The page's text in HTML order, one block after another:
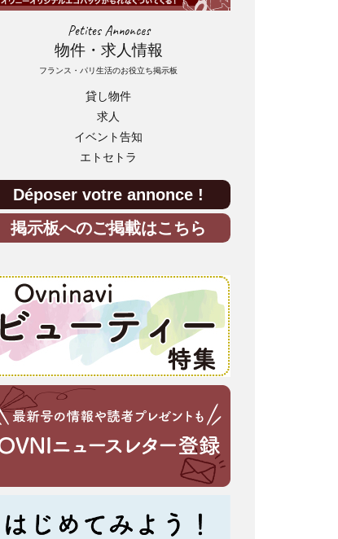
Petites Annonces
物件・求人情報
フランス・パリ生活のお役立ち掲示板
貸し物件
求人
イベント告知
エトセトラ
Déposer votre annonce !
掲示板へのご掲載はこちら